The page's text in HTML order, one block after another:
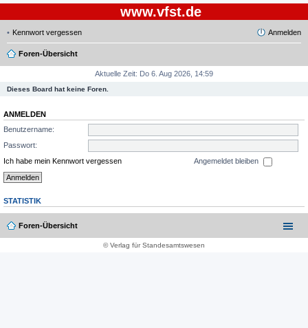
www.vfst.de
Kennwort vergessen Anmelden
Foren-Übersicht
Aktuelle Zeit: Do 6. Aug 2026, 14:59
Dieses Board hat keine Foren.
ANMELDEN
Benutzername:
Passwort:
Ich habe mein Kennwort vergessen
Angemeldet bleiben
STATISTIK
Foren-Übersicht
© Verlag für Standesamtswesen